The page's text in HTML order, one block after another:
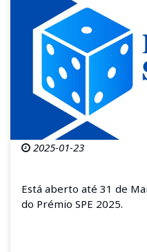
2025-01-23
Está aberto até 31 de
do Prémio SPE 2025.